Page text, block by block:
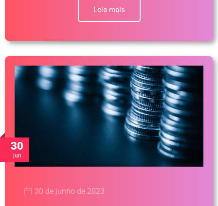
Leia mais
30
jun
30 de junho de 2023